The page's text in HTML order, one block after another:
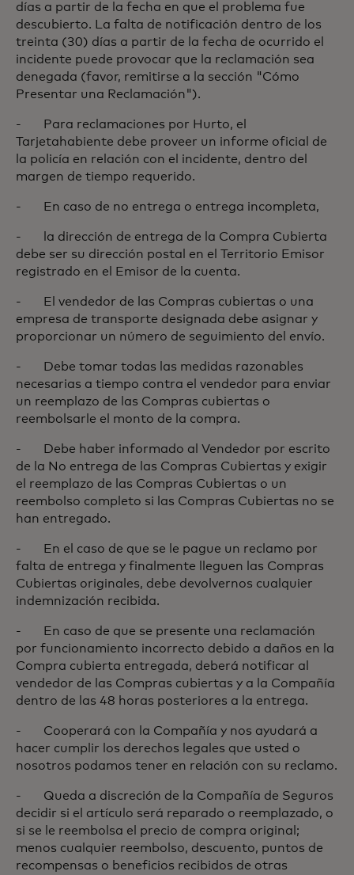
días a partir de la fecha en que el problema fue
descubierto. La falta de notificación dentro de los
treinta (30) días a partir de la fecha de ocurrido el
incidente puede provocar que la reclamación sea
denegada (favor, remitirse a la sección "Cómo
Presentar una Reclamación").
- Para reclamaciones por Hurto, el
Tarjetahabiente debe proveer un informe oficial de
la policía en relación con el incidente, dentro del
margen de tiempo requerido.
- En caso de no entrega o entrega incompleta,
- la dirección de entrega de la Compra Cubierta
debe ser su dirección postal en el Territorio Emisor
registrado en el Emisor de la cuenta.
- El vendedor de las Compras cubiertas o una
empresa de transporte designada debe asignar y
proporcionar un número de seguimiento del envío.
- Debe tomar todas las medidas razonables
necesarias a tiempo contra el vendedor para enviar
un reemplazo de las Compras cubiertas o
reembolsarle el monto de la compra.
- Debe haber informado al Vendedor por escrito
de la No entrega de las Compras Cubiertas y exigir
el reemplazo de las Compras Cubiertas o un
reembolso completo si las Compras Cubiertas no se
han entregado.
- En el caso de que se le pague un reclamo por
falta de entrega y finalmente lleguen las Compras
Cubiertas originales, debe devolvernos cualquier
indemnización recibida.
- En caso de que se presente una reclamación
por funcionamiento incorrecto debido a daños en la
Compra cubierta entregada, deberá notificar al
vendedor de las Compras cubiertas y a la Compañía
dentro de las 48 horas posteriores a la entrega.
- Cooperará con la Compañía y nos ayudará a
hacer cumplir los derechos legales que usted o
nosotros podamos tener en relación con su reclamo.
- Queda a discreción de la Compañía de Seguros
decidir si el artículo será reparado o reemplazado, o
si se le reembolsa el precio de compra original;
menos cualquier reembolso, descuento, puntos de
recompensas o beneficios recibidos de otras